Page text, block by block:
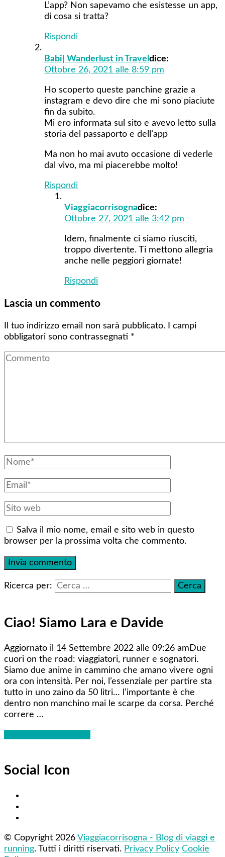
L’app? Non sapevamo che esistesse un app,
di cosa si tratta?
Rispondi
Babi| Wanderlust in Travel dice:
Ottobre 26, 2021 alle 8:59 pm
Ho scoperto queste panchine grazie a
instagram e devo dire che mi sono piaciute
fin da subito.
Mi ero informata sul sito e avevo letto sulla
storia del passaporto e dell’app
Ma non ho mai avuto occasione di vederle
dal vivo, ma mi piacerebbe molto!
Rispondi
Viaggiacorrisognadice:
Ottobre 27, 2021 alle 3:42 pm
Idem, finalmente ci siamo riusciti,
troppo divertente. Ti mettono allegria
anche nelle peggiori giornate!
Rispondi
Lascia un commento
Il tuo indirizzo email non sarà pubblicato.
I campi
obbligatori sono contrassegnati *
Salva il mio nome, email e sito web in questo
browser per la prossima volta che commento.
Ricerca per:
Ciao! Siamo Lara e Davide
Aggiornato il 14 Settembre 2022 alle 09:26 amDue
cuori on the road: viaggiatori, runner e sognatori.
Siamo due anime in cammino che amano vivere ogni
ora con intensità. Per noi, l’essenziale per partire sta
tutto in uno zaino da 50 litri… l’importante è che
dentro non manchino mai le scarpe da corsa. Perché
correre …
Social Icon
© Copyright 2026 Viaggiacorrisogna - Blog di viaggi e
running. Tutti i diritti riservati. Privacy Policy Cookie